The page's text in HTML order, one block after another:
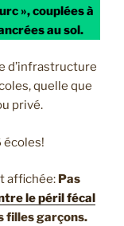
», couplées à
au sol.
d’infrastructure
quelle que
privé.
écoles!
affichée: Pas
le péril fécal
filles garçons.